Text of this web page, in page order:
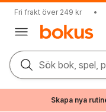
Fri frakt över 249 kr •
Sök bok, spel,
Skapa nya